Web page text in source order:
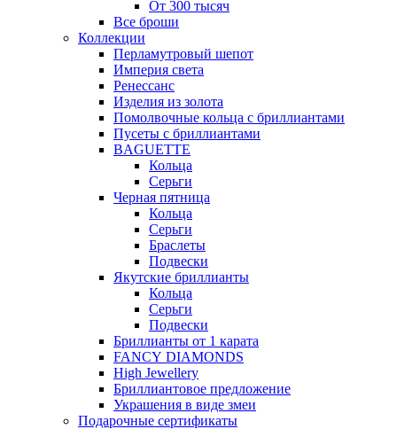
От 300 тысяч
Все броши
Коллекции
Перламутровый шепот
Империя света
Ренессанс
Изделия из золота
Помолвочные кольца с бриллиантами
Пусеты с бриллиантами
BAGUETTE
Кольца
Серьги
Черная пятница
Кольца
Серьги
Браслеты
Подвески
Якутские бриллианты
Кольца
Серьги
Подвески
Бриллианты от 1 карата
FANCY DIAMONDS
High Jewellery
Бриллиантовое предложение
Украшения в виде змеи
Подарочные сертификаты